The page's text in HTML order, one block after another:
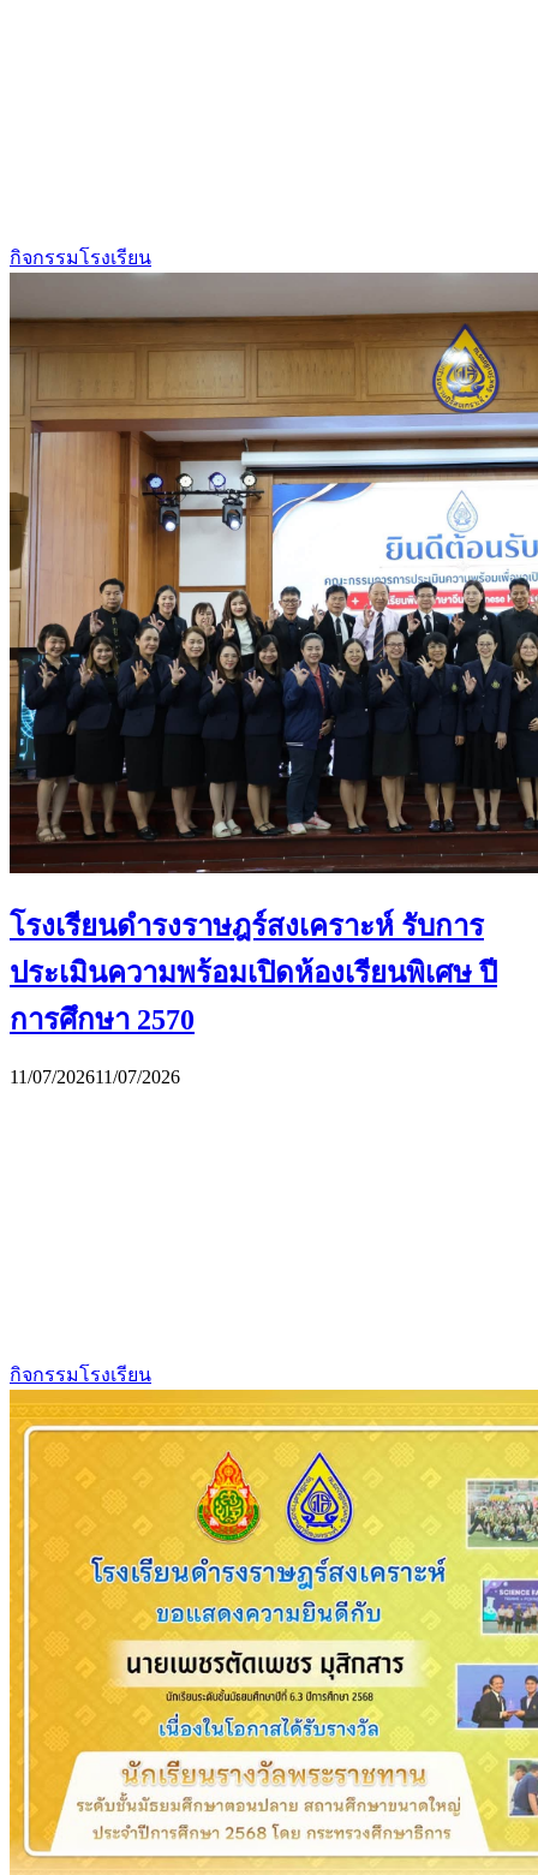
กิจกรรมโรงเรียน
โรงเรียนดำรงราษฎร์สงเคราะห์ รับการ
ประเมินความพร้อมเปิดห้องเรียนพิเศษ ปี
การศึกษา 2570
11/07/202611/07/2026
กิจกรรมโรงเรียน